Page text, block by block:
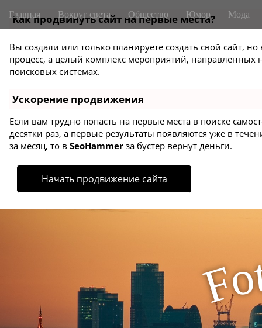
Как продвинуть сайт на первые места?
Вы создали или только планируете создать свой сайт,
процесс, а целый комплекс мероприятий,
поисковых системах.
Ускорение продвижения
Если вам трудно попасть на первые места в поиске
десятки раз, а первые результаты появляются уже в
за месяц, то в SeoHammer за бустер вернут деньги.
Начать продвижение сайта
M
a
n
m
e
n
u
i
Главная Вокруг света Общество Юмор Мода
Fo